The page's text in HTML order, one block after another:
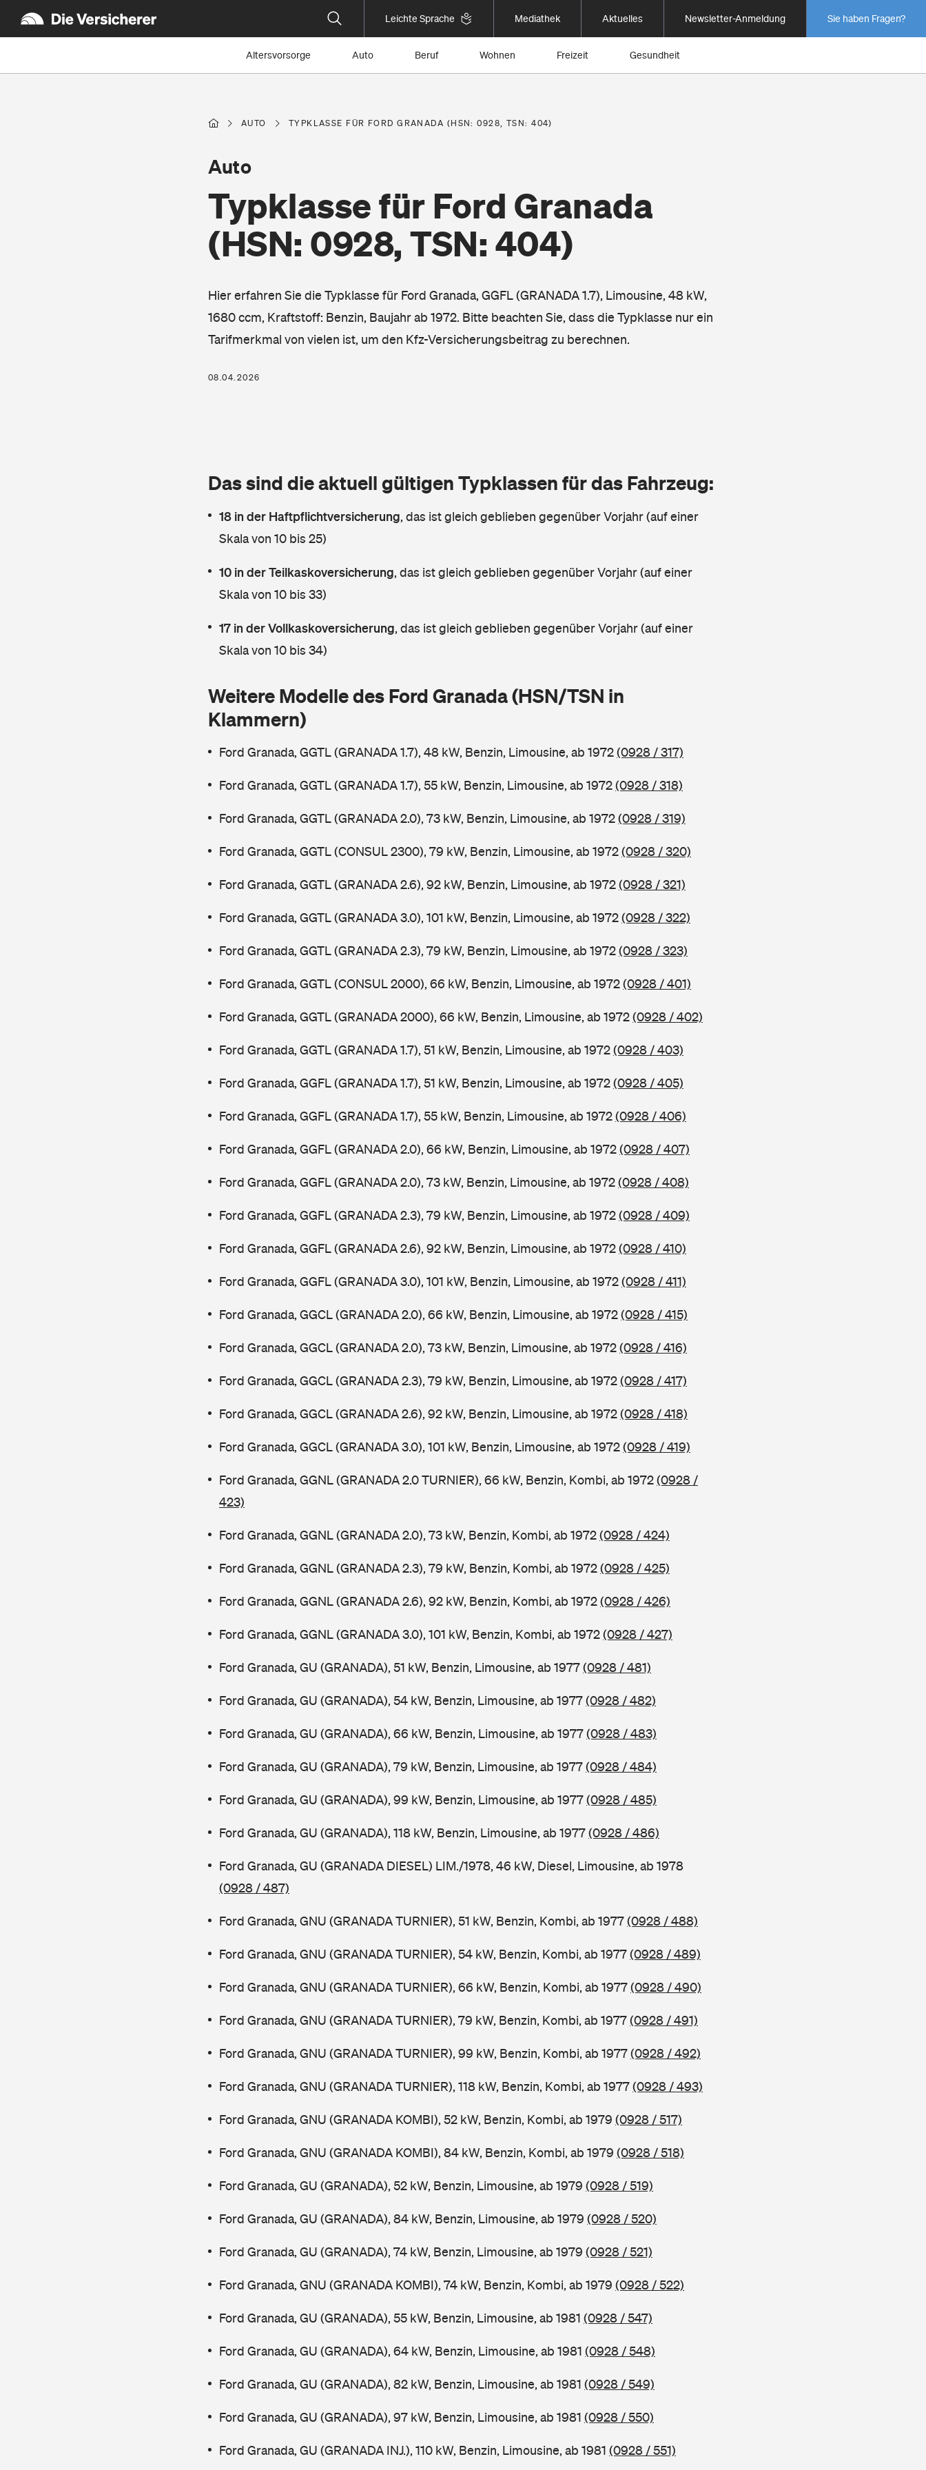
Leichte Sprache Mediathek Aktuelles Newsletter-Anmeldung Sie haben Fragen?
Altersvorsorge Auto Beruf Wohnen Freizeit Gesundheit
AUTO TYPKLASSE FÜR FORD GRANADA (HSN: 0928, TSN: 404)
Typklasse für Ford Granada
(HSN: 0928, TSN: 404)
Auto
Hier erfahren Sie die Typklasse für Ford Granada, GGFL (GRANADA 1.7), Limousine, 48 kW,
1680 ccm, Kraftstoff: Benzin, Baujahr ab 1972. Bitte beachten Sie, dass die Typklasse nur ein
Tarifmerkmal von vielen ist, um den Kfz-Versicherungsbeitrag zu berechnen.
08.04.2026
Das sind die aktuell gültigen Typklassen für das Fahrzeug:
18 in der Haftpflichtversicherung, das ist gleich geblieben gegenüber Vorjahr (auf einer
Skala von 10 bis 25)
10 in der Teilkaskoversicherung, das ist gleich geblieben gegenüber Vorjahr (auf einer
Skala von 10 bis 33)
17 in der Vollkaskoversicherung, das ist gleich geblieben gegenüber Vorjahr (auf einer
Skala von 10 bis 34)
Weitere Modelle des Ford Granada (HSN/TSN in
Klammern)
Ford Granada, GGTL (GRANADA 1.7), 48 kW, Benzin, Limousine, ab 1972(0928 / 317)
Ford Granada, GGTL (GRANADA 1.7), 55 kW, Benzin, Limousine, ab 1972(0928 / 318)
Ford Granada, GGTL (GRANADA 2.0), 73 kW, Benzin, Limousine, ab 1972(0928 / 319)
Ford Granada, GGTL (CONSUL 2300), 79 kW, Benzin, Limousine, ab 1972(0928 / 320)
Ford Granada, GGTL (GRANADA 2.6), 92 kW, Benzin, Limousine, ab 1972(0928 / 321)
Ford Granada, GGTL (GRANADA 3.0), 101 kW, Benzin, Limousine, ab 1972(0928 / 322)
Ford Granada, GGTL (GRANADA 2.3), 79 kW, Benzin, Limousine, ab 1972(0928 / 323)
Ford Granada, GGTL (CONSUL 2000), 66 kW, Benzin, Limousine, ab 1972(0928 / 401)
Ford Granada, GGTL (GRANADA 2000), 66 kW, Benzin, Limousine, ab 1972(0928 / 402)
Ford Granada, GGTL (GRANADA 1.7), 51 kW, Benzin, Limousine, ab 1972(0928 / 403)
Ford Granada, GGFL (GRANADA 1.7), 51 kW, Benzin, Limousine, ab 1972(0928 / 405)
Ford Granada, GGFL (GRANADA 1.7), 55 kW, Benzin, Limousine, ab 1972(0928 / 406)
Ford Granada, GGFL (GRANADA 2.0), 66 kW, Benzin, Limousine, ab 1972(0928 / 407)
Ford Granada, GGFL (GRANADA 2.0), 73 kW, Benzin, Limousine, ab 1972(0928 / 408)
Ford Granada, GGFL (GRANADA 2.3), 79 kW, Benzin, Limousine, ab 1972(0928 / 409)
Ford Granada, GGFL (GRANADA 2.6), 92 kW, Benzin, Limousine, ab 1972(0928 / 410)
Ford Granada, GGFL (GRANADA 3.0), 101 kW, Benzin, Limousine, ab 1972(0928 / 411)
Ford Granada, GGCL (GRANADA 2.0), 66 kW, Benzin, Limousine, ab 1972(0928 / 415)
Ford Granada, GGCL (GRANADA 2.0), 73 kW, Benzin, Limousine, ab 1972(0928 / 416)
Ford Granada, GGCL (GRANADA 2.3), 79 kW, Benzin, Limousine, ab 1972(0928 / 417)
Ford Granada, GGCL (GRANADA 2.6), 92 kW, Benzin, Limousine, ab 1972(0928 / 418)
Ford Granada, GGCL (GRANADA 3.0), 101 kW, Benzin, Limousine, ab 1972(0928 / 419)
Ford Granada, GGNL (GRANADA 2.0 TURNIER), 66 kW, Benzin, Kombi, ab 1972(0928 /
423)
Ford Granada, GGNL (GRANADA 2.0), 73 kW, Benzin, Kombi, ab 1972(0928 / 424)
Ford Granada, GGNL (GRANADA 2.3), 79 kW, Benzin, Kombi, ab 1972(0928 / 425)
Ford Granada, GGNL (GRANADA 2.6), 92 kW, Benzin, Kombi, ab 1972(0928 / 426)
Ford Granada, GGNL (GRANADA 3.0), 101 kW, Benzin, Kombi, ab 1972(0928 / 427)
Ford Granada, GU (GRANADA), 51 kW, Benzin, Limousine, ab 1977(0928 / 481)
Ford Granada, GU (GRANADA), 54 kW, Benzin, Limousine, ab 1977(0928 / 482)
Ford Granada, GU (GRANADA), 66 kW, Benzin, Limousine, ab 1977(0928 / 483)
Ford Granada, GU (GRANADA), 79 kW, Benzin, Limousine, ab 1977(0928 / 484)
Ford Granada, GU (GRANADA), 99 kW, Benzin, Limousine, ab 1977(0928 / 485)
Ford Granada, GU (GRANADA), 118 kW, Benzin, Limousine, ab 1977(0928 / 486)
Ford Granada, GU (GRANADA DIESEL) LIM./1978, 46 kW, Diesel, Limousine, ab 1978
(0928 / 487)
Ford Granada, GNU (GRANADA TURNIER), 51 kW, Benzin, Kombi, ab 1977(0928 / 488)
Ford Granada, GNU (GRANADA TURNIER), 54 kW, Benzin, Kombi, ab 1977(0928 / 489)
Ford Granada, GNU (GRANADA TURNIER), 66 kW, Benzin, Kombi, ab 1977(0928 / 490)
Ford Granada, GNU (GRANADA TURNIER), 79 kW, Benzin, Kombi, ab 1977(0928 / 491)
Ford Granada, GNU (GRANADA TURNIER), 99 kW, Benzin, Kombi, ab 1977(0928 / 492)
Ford Granada, GNU (GRANADA TURNIER), 118 kW, Benzin, Kombi, ab 1977(0928 / 493)
Ford Granada, GNU (GRANADA KOMBI), 52 kW, Benzin, Kombi, ab 1979 (0928 / 517)
Ford Granada, GNU (GRANADA KOMBI), 84 kW, Benzin, Kombi, ab 1979 (0928 / 518)
Ford Granada, GU (GRANADA), 52 kW, Benzin, Limousine, ab 1979 (0928 / 519)
Ford Granada, GU (GRANADA), 84 kW, Benzin, Limousine, ab 1979 (0928 / 520)
Ford Granada, GU (GRANADA), 74 kW, Benzin, Limousine, ab 1979 (0928 / 521)
Ford Granada, GNU (GRANADA KOMBI), 74 kW, Benzin, Kombi, ab 1979 (0928 / 522)
Ford Granada, GU (GRANADA), 55 kW, Benzin, Limousine, ab 1981 (0928 / 547)
Ford Granada, GU (GRANADA), 64 kW, Benzin, Limousine, ab 1981 (0928 / 548)
Ford Granada, GU (GRANADA), 82 kW, Benzin, Limousine, ab 1981 (0928 / 549)
Ford Granada, GU (GRANADA), 97 kW, Benzin, Limousine, ab 1981 (0928 / 550)
Ford Granada, GU (GRANADA INJ.), 110 kW, Benzin, Limousine, ab 1981 (0928 / 551)